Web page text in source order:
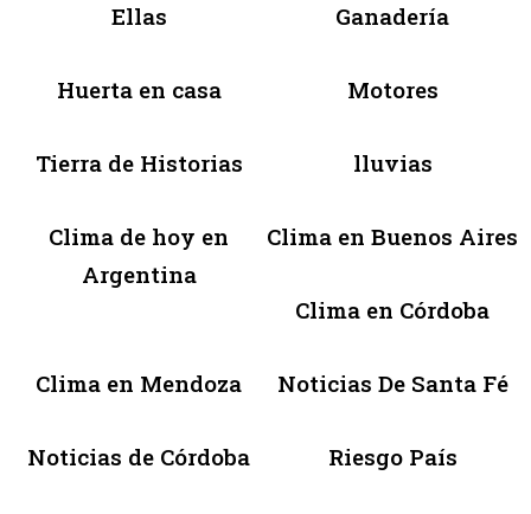
Ellas Ganadería
Huerta en casa Motores
Tierra de Historias lluvias
Clima de hoy en
Argentina
Clima en Buenos Aires
Clima en Córdoba
Clima en Mendoza Noticias De Santa Fé
Noticias de Córdoba Riesgo País